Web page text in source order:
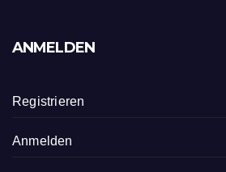
ANMELDEN
Registrieren
Anmelden